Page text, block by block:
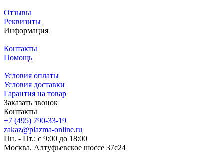
Отзывы
Реквизиты
Информация
Контакты
Помощь
Условия оплаты
Условия доставки
Гарантия на товар
Заказать звонок
Контакты
+7 (495) 790-33-19
zakaz@plazma-online.ru
Пн. - Пт.: с 9:00 до 18:00
Москва, Алтуфьевское шоссе 37с24